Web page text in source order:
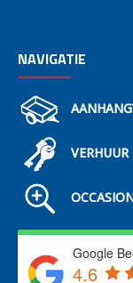
NAVIGATIE
VERHUUR
Google
4.6